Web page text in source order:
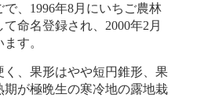
、1996年8月にいちご農林
命名登録され、2000年2月
す。
、果形はやや短円錐形、果
期が極晩生の寒冷地の露地栽